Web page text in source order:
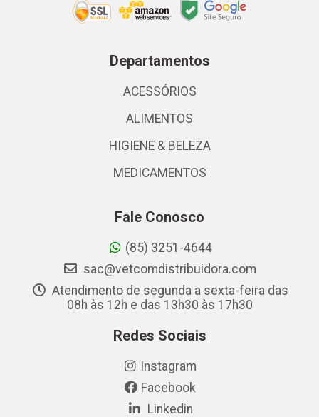
Departamentos
ACESSÓRIOS
ALIMENTOS
HIGIENE & BELEZA
MEDICAMENTOS
Fale Conosco
(85) 3251-4644
sac@vetcomdistribuidora.com
Atendimento de segunda a sexta-feira das
08h às 12h e das 13h30 às 17h30
Redes Sociais
Instagram
Facebook
Linkedin